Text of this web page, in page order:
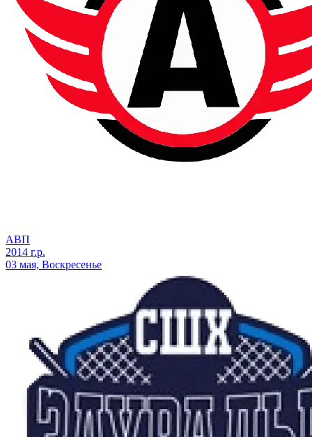
АВП
2014 г.р.
03 мая, Воскресенье